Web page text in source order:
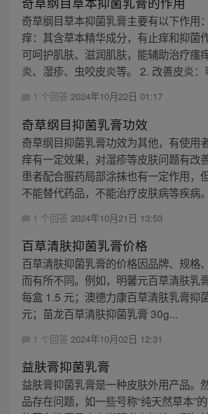
奇草纲目草本抑菌乳膏主要有以下作用
痒：其含草本精华成分，有止痒和抑菌
可呵护肌肤、滋润肌肤，能辅助治疗瘙
炎、湿疹、虫咬皮炎等。 2. 改善皮炎：
1 个回答 2024年10月22日 01:17
奇草纲目抑菌乳膏功效
奇草纲目抑菌乳膏功效为其他，有使用
痒有一定效果，对湿疹等皮肤问题有改
患者配合服药局部涂抹也有一定作用，
不能替代药品，不能治疗皮肤病等疾病。
1 个回答 2024年10月21日 13:53
百草清肤抑菌乳膏价格
百草清肤抑菌乳膏的价格因品牌、规格
而有所不同。例如，明馨元百草清肤乳
每盒 1.5 元；澳德力康百草清肤乳膏抑
元；苗龙百草清肤抑菌乳膏 30g...
1 个回答 2024年10月02日 12:31
益肤膏抑菌乳膏
益肤膏抑菌乳膏是一种皮肤外用产品。
品存在问题，如一些号称“纯天然草本”